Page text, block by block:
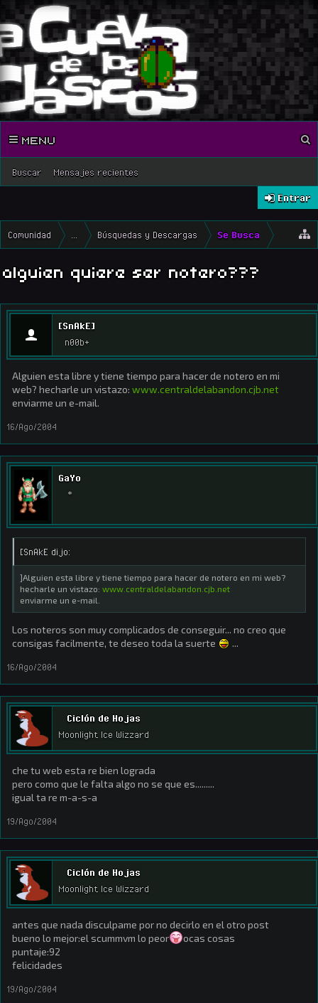
Buscar Mensajes recientes
MENU
Entrar
Comunidad Búsquedas y Descargas Se Busca
alguien quiere ser notero???
[SnAkE]
n00b+
Alguien esta libre y tiene tiempo para hacer de notero en mi
web? hecharle un vistazo: www.centraldelabandon.cjb.net
enviarme un e-mail.
16/Ago/2004
GaYo
*
[SnAkE dijo:
]Alguien esta libre y tiene tiempo para hacer de notero en mi web?
hecharle un vistazo: www.centraldelabandon.cjb.net
enviarme un e-mail.
Los noteros son muy complicados de conseguir... no creo que
consigas facilmente, te deseo toda la suerte
...
16/Ago/2004
Ciclón de Hojas
Moonlight Ice Wizzard
che tu web esta re bien lograda
pero como que le falta algo no se que es.........
igual ta re m-a-s-a
19/Ago/2004
Ciclón de Hojas
Moonlight Ice Wizzard
antes que nada disculpame por no decirlo en el otro post
bueno lo mejor:el scummvm lo peor
ocas cosas
puntaje:92
felicidades
19/Ago/2004